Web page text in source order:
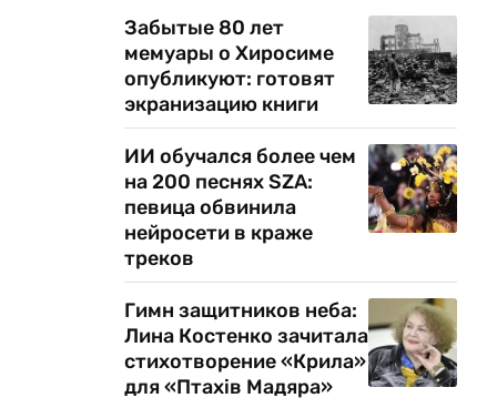
Забытые 80 лет
мемуары о Хиросиме
опубликуют: готовят
экранизацию книги
ИИ обучался более чем
на 200 песнях SZA:
певица обвинила
нейросети в краже
треков
Гимн защитников неба:
Лина Костенко зачитала
стихотворение «Крила»
для «Птахів Мадяра»